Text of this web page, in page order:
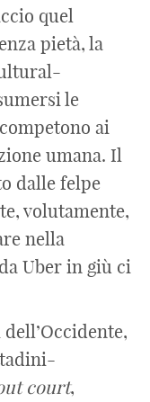
quel
pietà, la
le
ai
umana. Il
dalle felpe
volutamente,
nella
Uber in giù ci
court,